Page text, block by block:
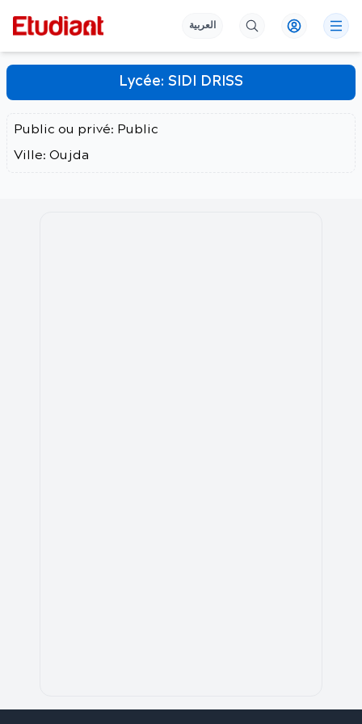
العربية
Lycée: SIDI DRISS
Public ou privé: Public
Ville: Oujda